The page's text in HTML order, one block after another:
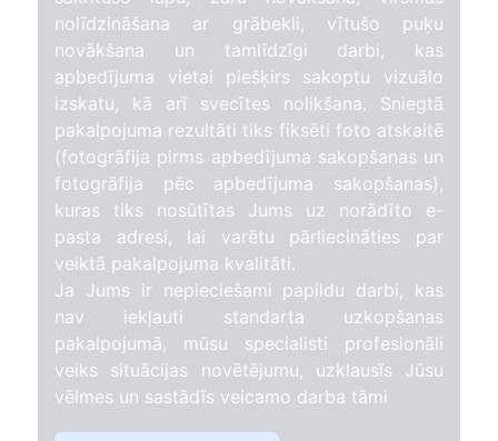
nolīdzināšana ar grābekli, vītušo puķu
novākšana un tamlīdzīgi darbi, kas
apbedījuma vietai piešķirs sakoptu vizuālo
izskatu, kā arī svecītes nolikšana. Sniegtā
pakalpojuma rezultāti tiks fiksēti foto atskaitē
(fotogrāfija pirms apbedījuma sakopšanas un
fotogrāfija pēc apbedījuma sakopšanas),
kuras tiks nosūtītas Jums uz norādīto e-
pasta adresi, lai varētu pārliecināties par
veiktā pakalpojuma kvalitāti.
Ja Jums ir nepieciešami papildu darbi, kas
nav iekļauti standarta uzkopšanas
pakalpojumā, mūsu specialisti profesionāli
veiks situācijas novētējumu, uzklausīs Jūsu
vēlmes un sastādīs veicamo darba tāmi